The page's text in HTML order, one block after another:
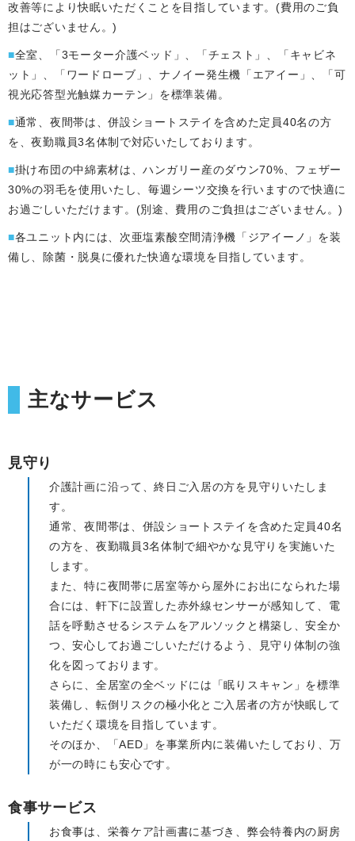
改善等により快眠いただくことを目指しています。(費用のご負
担はございません。)
■全室、「3モーター介護ベッド」、「チェスト」、「キャビネ
ット」、「ワードローブ」、ナノイー発生機「エアイー」、「可
視光応答型光触媒カーテン」を標準装備。
■通常、夜間帯は、併設ショートステイを含めた定員40名の方
を、夜勤職員3名体制で対応いたしております。
■掛け布団の中綿素材は、ハンガリー産のダウン70%、フェザー
30%の羽毛を使用いたし、毎週シーツ交換を行いますので快適に
お過ごしいただけます。(別途、費用のご負担はございません。)
■各ユニット内には、次亜塩素酸空間清浄機「ジアイーノ」を装
備し、除菌・脱臭に優れた快適な環境を目指しています。
主なサービス
見守り
介護計画に沿って、終日ご入居の方を見守りいたしま
す。
通常、夜間帯は、併設ショートステイを含めた定員40名
の方を、夜勤職員3名体制で細やかな見守りを実施いた
します。
また、特に夜間帯に居室等から屋外にお出になられた場
合には、軒下に設置した赤外線センサーが感知して、電
話を呼動させるシステムをアルソックと構築し、安全か
つ、安心してお過ごしいただけるよう、見守り体制の強
化を図っております。
さらに、全居室の全ベッドには「眠りスキャン」を標準
装備し、転倒リスクの極小化とご入居者の方が快眠して
いただく環境を目指しています。
そのほか、「AED」を事業所内に装備いたしており、万
が一の時にも安心です。
食事サービス
お食事は、栄養ケア計画書に基づき、弊会特養内の厨房